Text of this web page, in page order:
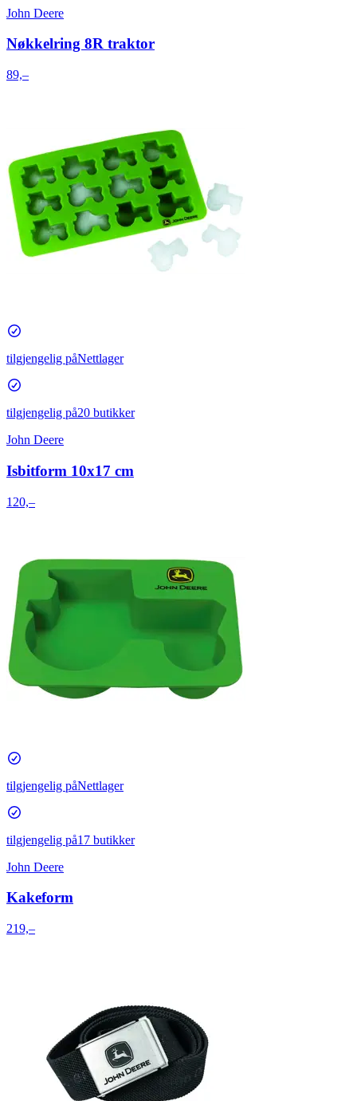
John Deere
Nøkkelring 8R traktor
89,–
tilgjengelig påNettlager
tilgjengelig på20 butikker
John Deere
Isbitform 10x17 cm
120,–
tilgjengelig påNettlager
tilgjengelig på17 butikker
John Deere
Kakeform
219,–